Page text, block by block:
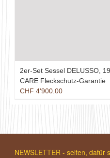
2er-Set Sessel DELUSSO,
CARE Fleckschutz-Garantie
CHF 4'900.00
NEWSLETTER - selten, dafür